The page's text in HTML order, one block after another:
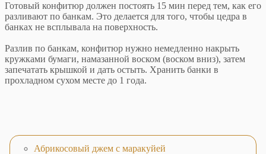
Готовый конфитюр должен постоять 15 мин перед тем, как его
разливают по банкам. Это делается для того, чтобы цедра в
банках не всплывала на поверхность.
Разлив по банкам, конфитюр нужно немедленно накрыть
кружками бумаги, намазанной воском (воском вниз), затем
запечатать крышкой и дать остыть. Хранить банки в
прохладном сухом месте до 1 года.
Абрикосовый джем с маракуйей